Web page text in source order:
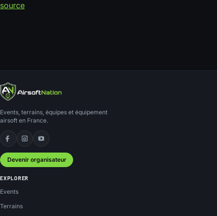
source
Events, terrains, équipes et équipement
airsoft en France.
Facebook
Instagram
YouTube
Devenir organisateur
EXPLORER
Events
Terrains